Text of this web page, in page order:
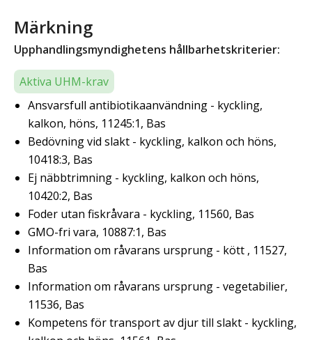
Märkning
Upphandlingsmyndighetens hållbarhetskriterier:
Aktiva UHM-krav
Ansvarsfull antibiotikaanvändning - kyckling,
kalkon, höns, 11245:1, Bas
Bedövning vid slakt - kyckling, kalkon och höns,
10418:3, Bas
Ej näbbtrimning - kyckling, kalkon och höns,
10420:2, Bas
Foder utan fiskråvara - kyckling, 11560, Bas
GMO-fri vara, 10887:1, Bas
Information om råvarans ursprung - kött , 11527,
Bas
Information om råvarans ursprung - vegetabilier,
11536, Bas
Kompetens för transport av djur till slakt - kyckling,